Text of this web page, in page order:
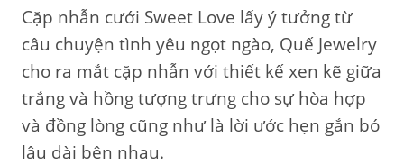
Cặp nhẫn cưới Sweet Love lấy ý tưởng từ
câu chuyện tình yêu ngọt ngào, Quế Jewelry
cho ra mắt cặp nhẫn với thiết kế xen kẽ giữa
trắng và hồng tượng trưng cho sự hòa hợp
và đồng lòng cũng như là lời ước hẹn gắn bó
lâu dài bên nhau.